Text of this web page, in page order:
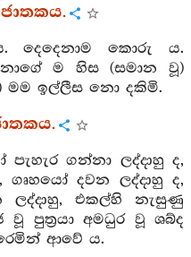
දෙදෙනාම කොරු ය.
ම හිස (සමාන වූ)
මම ඉල්ලීස නො දකිමි.
ගන්නා ලද්දාහු ද,
දවන ලද්දාහු ද,
එකල්හි නැසුණු
පුත්‍රයා අමධුර වූ ශබ්ද
ආවේ ය.